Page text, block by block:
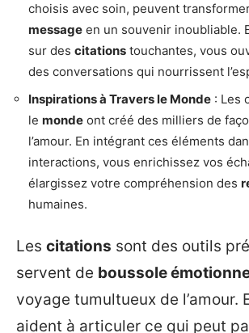
choisis avec soin, peuvent
message en un souvenir inoubliable.
sur des citations touchantes, vous
des conversations qui nourrissent
Inspirations à Travers le Monde : Les
le monde ont créé des milliers de
l’amour. En intégrant ces éléments
interactions, vous enrichissez vos
élargissez votre compréhension des
humaines.
Les citations sont des outils
servent de boussole
voyage tumultueux de l’amour.
aident à articuler ce qui peut